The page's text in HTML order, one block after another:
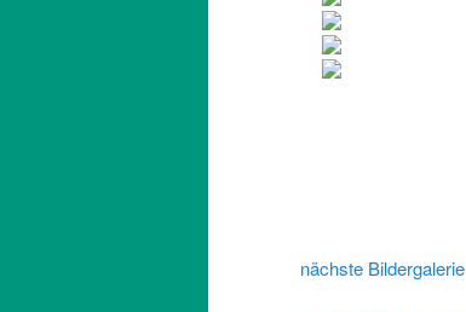
nächste Bildergalerie